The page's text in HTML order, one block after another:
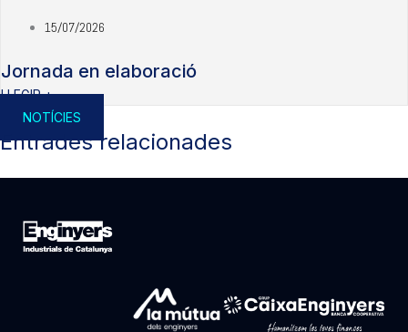
15/07/2026
Jornada en elaboració
LLEGIR +
NOTÍCIES
Entrades relacionades